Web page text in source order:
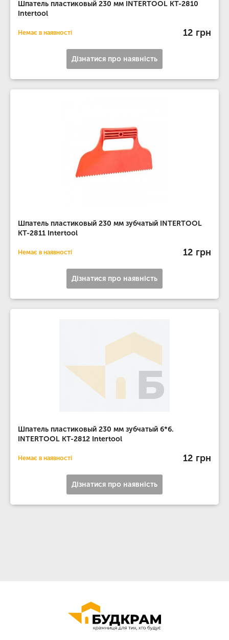
Шпатель пластиковый 230 мм INTERTOOL KT-2810
Intertool
Немає в наявності 12 грн
Дізнатися про наявність
Шпатель пластиковый 230 мм зубчатый INTERTOOL
KT-2811 Intertool
Немає в наявності 12 грн
Дізнатися про наявність
Шпатель пластиковый 230 мм зубчатый 6*6.
INTERTOOL KT-2812 Intertool
Немає в наявності 12 грн
Дізнатися про наявність